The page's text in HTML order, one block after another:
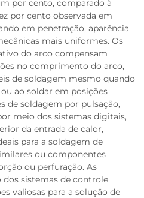
por cento, comparado à
por cento observada em
em penetração, aparência
mais uniformes. Os
do arco compensam
no comprimento do arco,
de soldagem mesmo quando
ao soldar em posições
de soldagem por pulsação,
meio dos sistemas digitais,
da entrada de calor,
para a soldagem de
ou componentes
ou perfuração. As
sistemas de controle
valiosas para a solução de